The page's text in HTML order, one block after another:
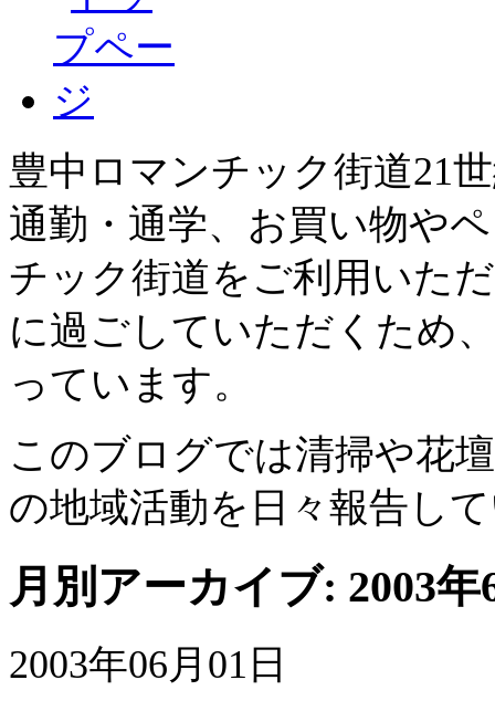
豊中ロマンチック街道21
通勤・通学、お買い物や
チック街道をご利用いた
に過ごしていただくため
っています。
このブログでは清掃や花
の地域活動を日々報告し
月別アーカイブ: 2003年
2003年06月01日